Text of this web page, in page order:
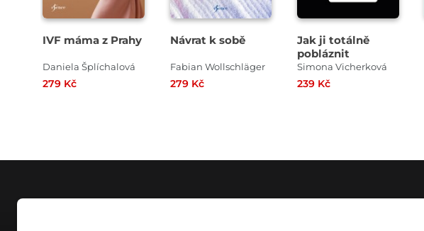
IVF máma z Prahy
Daniela Šplíchalová
279 Kč
Návrat k sobě
Fabian Wollschläger
279 Kč
Jak ji totálně
pobláznit
Simona Vicherková
239 Kč